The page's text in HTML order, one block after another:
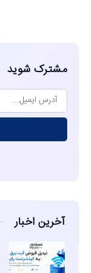
مشترک شوید
آخرین اخبار